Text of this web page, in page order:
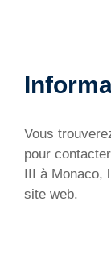
Vous
pour
III à Monaco,
site web.